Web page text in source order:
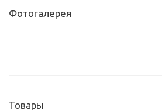
Фотогалерея
Товары